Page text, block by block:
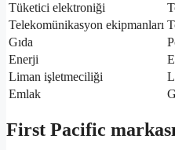
Tüketici elektroniği
Telekomünikasyon ekipmanları
Gıda
Enerji
Liman işletmeciliği
Emlak
First Pacific